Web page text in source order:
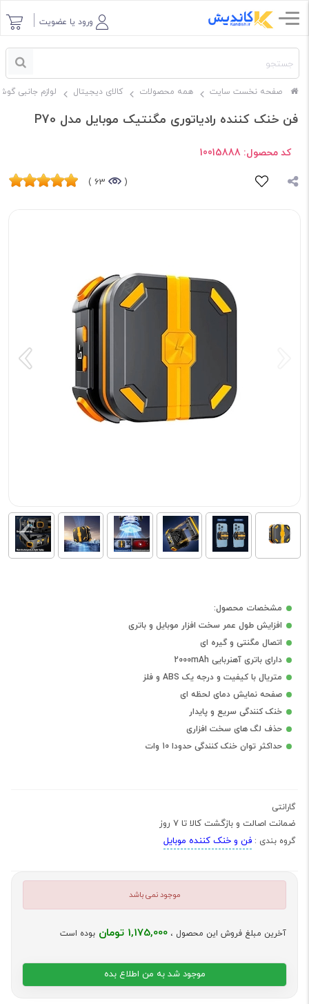
ورود یا عضویت
صفحه نخست سایت همه محصولات کالای دیجیتال لوازم جانبی
فن خنک کننده رادیاتوری مگنتیک موبایل مدل P70
کد محصول: 10015888
(
63 )
مشخصات محصول:
افزایش طول عمر سخت افزار موبایل و باتری
اتصال مگنتی و گیره ای
دارای باتری آهنربایی 2000mAh
متریال با کیفیت و درجه یک ABS و فلز
صفحه نمایش دمای لحظه ای
خنک کنندگی سریع و پایدار
حذف لگ های سخت افزاری
حداکثر توان خنک کنندگی حدودا 10 وات
گارانتی
ضمانت اصالت و بازگشت کالا تا 7 روز
گروه بندی : فن و خنک کننده موبایل
موجود نمی باشد
آخرین مبلغ فروش این محصول ، 1,175,000 تومان بوده است
موجود شد به من اطلاع بده